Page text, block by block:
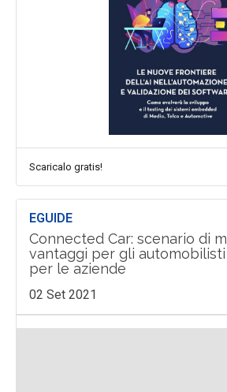
Scaricalo gratis!
EGUIDE
Connected Car: scenario di
vantaggi per gli
per le aziende
02 Set 2021